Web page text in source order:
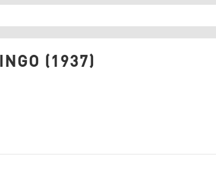
(1937)